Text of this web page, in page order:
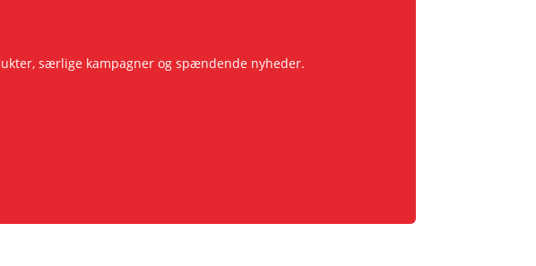
særlige kampagner og spændende nyheder.